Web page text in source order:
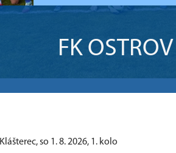
FK OSTROV
Klášterec, so 1. 8. 2026, 1. kolo